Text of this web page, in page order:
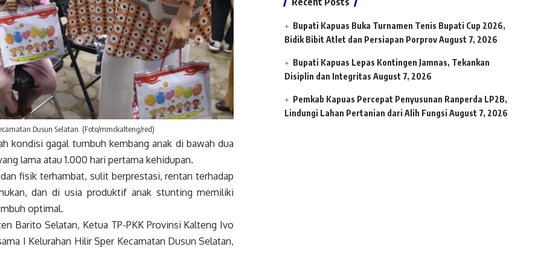
Dusun Selatan. (Foto/mmckalteng/red)
kondisi gagal tumbuh kembang anak di bawah dua
lama atau 1.000 hari pertama kehidupan.
fisik terhambat, sulit berprestasi, rentan terhadap
dan di usia produktif anak stunting memiliki
optimal.
Barito Selatan, Ketua TP-PKK Provinsi Kalteng Ivo
I Kelurahan Hilir Sper Kecamatan Dusun Selatan,
Bupati Kapuas Buka Turnamen Tenis Bupati Cup 2026,
Bidik Bibit Atlet dan Persiapan PorprovAugust 7, 2026
Bupati Kapuas Lepas Kontingen Jamnas, Tekankan
Disiplin dan Integritas August 7, 2026
Pemkab Kapuas Percepat Penyusunan Ranperda LP2B,
Lindungi Lahan Pertanian dari Alih Fungsi August 7, 2026